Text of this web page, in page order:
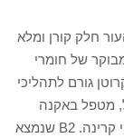
חלק קורן ומלא
של חומרי
גורם לתהליכי
מטפל באקנה
ומהווה אנטי אוקסידנט חזק במיוחד מגן מפני נזקי קרינה. B2 שנמצא